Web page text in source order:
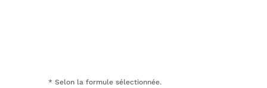
* Selon la formule sélectionnée.